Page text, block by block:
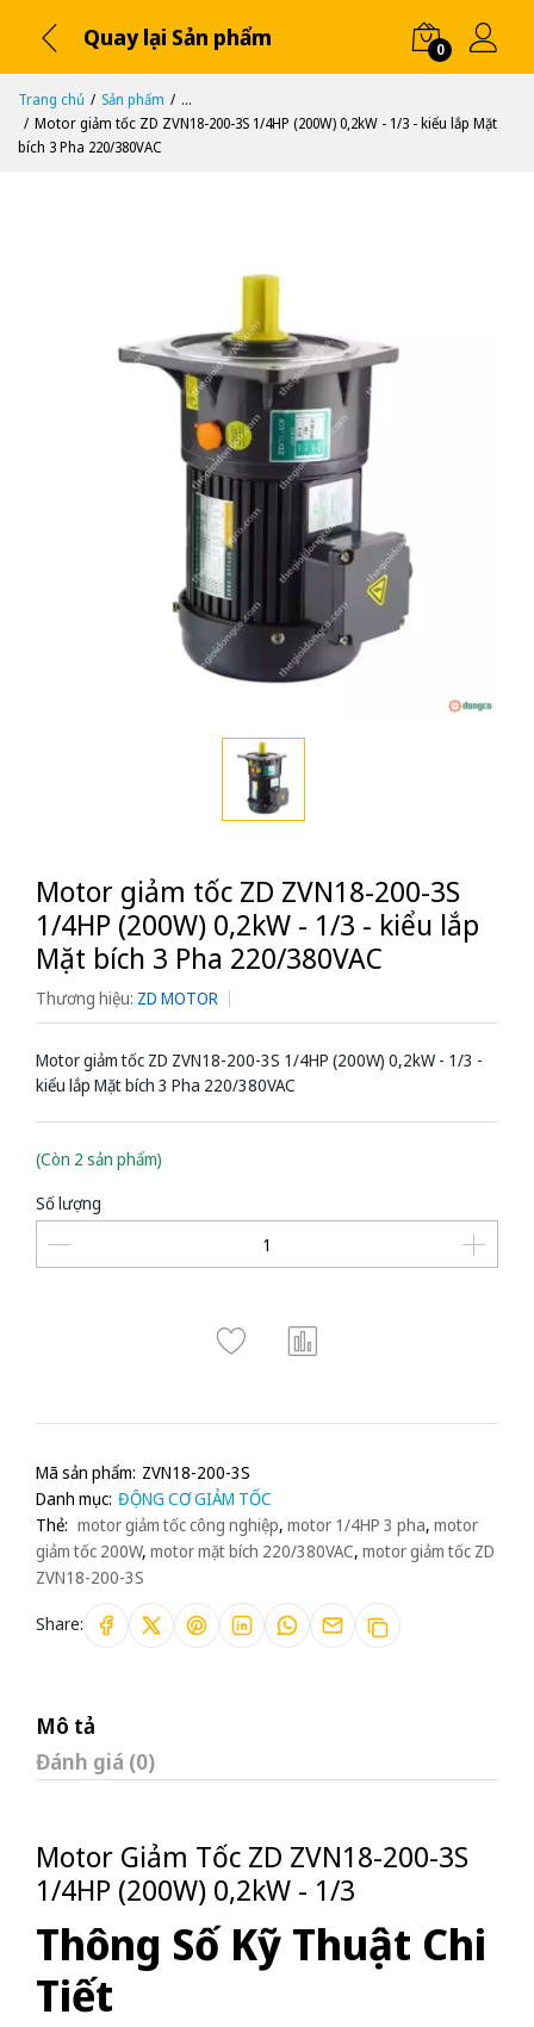
Quay lại Sản phẩm 0
Trang chủ Sản phẩm
...
Motor giảm tốc ZD ZVN18-200-3S 1/4HP (200W) 0,2kW - 1/3 - kiểu lắp Mặt
bích 3 Pha 220/380VAC
Motor giảm tốc ZD ZVN18-200-3S
1/4HP (200W) 0,2kW - 1/3 - kiểu lắp
Mặt bích 3 Pha 220/380VAC
Thương hiệu: ZD MOTOR
Motor giảm tốc ZD ZVN18-200-3S 1/4HP (200W) 0,2kW - 1/3 -
kiểu lắp Mặt bích 3 Pha 220/380VAC
(Còn 2 sản phẩm)
Số lượng
Mã sản phẩm: ZVN18-200-3S
Danh mục: ĐỘNG CƠ GIẢM TỐC
Thẻ: motor giảm tốc công nghiệp, motor 1/4HP 3 pha, motor
giảm tốc 200W, motor mặt bích 220/380VAC, motor giảm tốc ZD
ZVN18-200-3S
Share:
Mô tả
Đánh giá (0)
Motor Giảm Tốc ZD ZVN18-200-3S
1/4HP (200W) 0,2kW - 1/3
Thông Số Kỹ Thuật Chi
Tiết